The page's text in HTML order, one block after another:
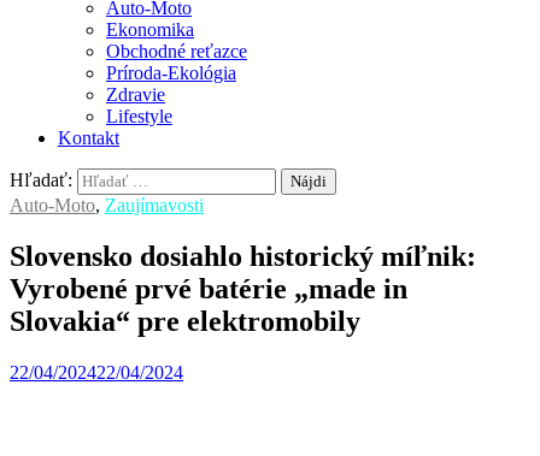
Auto-Moto
Ekonomika
Obchodné reťazce
Príroda-Ekológia
Zdravie
Lifestyle
Kontakt
Hľadať:
Auto-Moto, Zaujímavosti
Slovensko dosiahlo historický míľnik:
Vyrobené prvé batérie „made in
Slovakia“ pre elektromobily
22/04/202422/04/2024